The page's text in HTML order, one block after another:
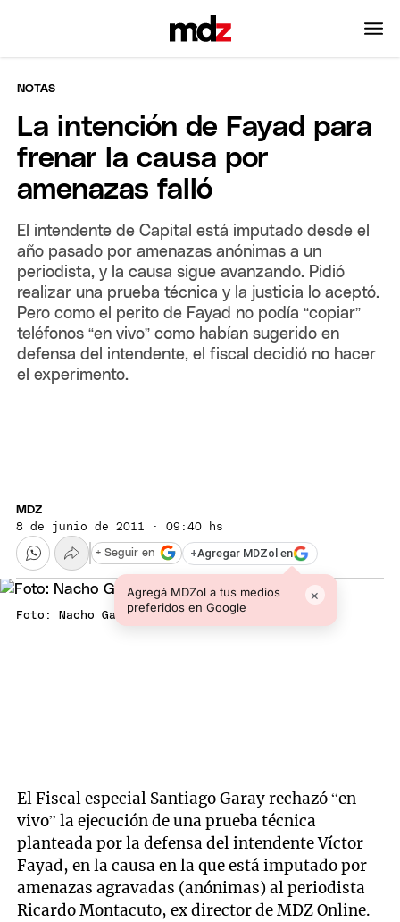
NOTAS
La intención de Fayad para
frenar la causa por
amenazas falló
El intendente de Capital está imputado desde el
año pasado por amenazas anónimas a un
periodista, y la causa sigue avanzando. Pidió
realizar una prueba técnica y la justicia lo aceptó.
Pero como el perito de Fayad no podía “copiar”
teléfonos “en vivo” como habían sugerido en
defensa del intendente, el fiscal decidió no hacer
el experimento.
MDZ
8 de junio de 2011 · 09:40 hs
+Agregar MDZol en
Agregá MDZol a tus medios
preferidos en Google
×
+ Seguir en
Foto: Nacho Gaffuri/MDZ
El Fiscal especial Santiago Garay rechazó “en
vivo” la ejecución de una prueba técnica
planteada por la defensa del intendente Víctor
Fayad, en la causa en la que está imputado por
amenazas agravadas (anónimas) al periodista
Ricardo Montacuto, ex director de MDZ Online.